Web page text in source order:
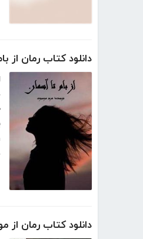
دانلود کتاب رمان از
دانلود کتاب رمان از